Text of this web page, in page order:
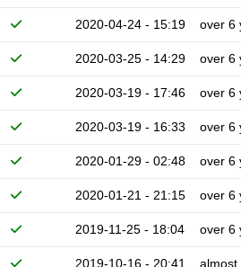
2020-04-24 - 15:19 over 6
2020-03-25 - 14:29 over 6
2020-03-19 - 17:46 over 6
2020-03-19 - 16:33 over 6
2020-01-29 - 02:48 over 6
2020-01-21 - 21:15 over 6
2019-11-25 - 18:04 over 6
2019-10-16 - 20:41 almost